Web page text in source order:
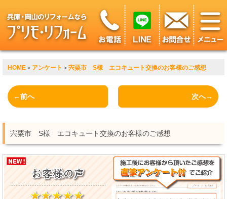
HOME > アンケート > 宍粟市 S様 エコキュート交換のお客様のご感想
←前へ 次へ→
宍粟市 S様 エコキュート交換のお客様のご感想